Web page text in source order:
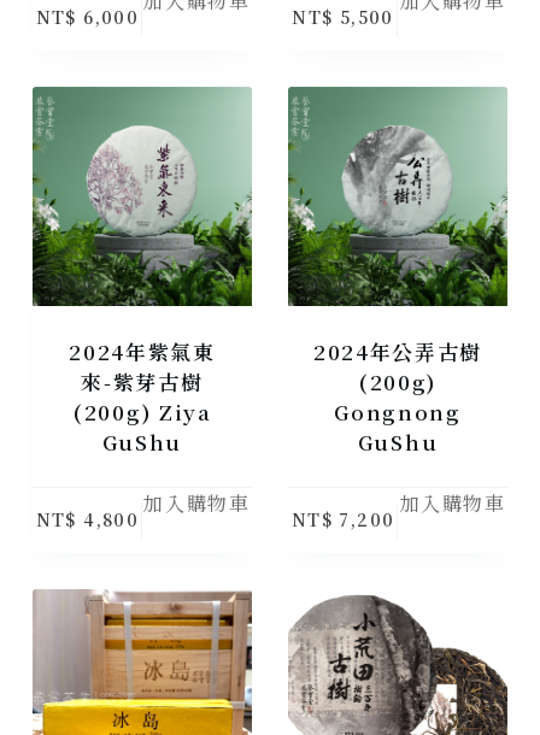
NT$ 6,000 NT$ 5,500
2024年紫氣東
來-紫芽古樹
(200g) Ziya
GuShu
NT$ 4,800
加入購物車
2024年公弄古樹
(200g)
Gongnong
GuShu
NT$ 7,200
加入購物車